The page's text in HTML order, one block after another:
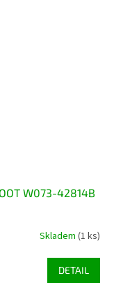
W073-42814B
Skladem (1 ks)
DETAIL